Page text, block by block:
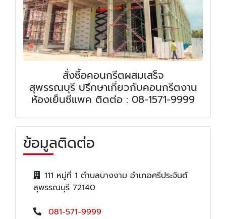
สั่งซื้อคอนกรีตผสมเสร็จ
สุพรรณบุรี ปรึกษาเกี่ยวกับคอนกรีตงาน
ห้องเย็นซีแพค ติดต่อ : 08-1571-9999
ข้อมูลติดต่อ
111 หมู่ที่ 1 ตำบลบางงาม อำเภอศรีประจันต์
สุพรรณบุรี 72140
081-571-9999